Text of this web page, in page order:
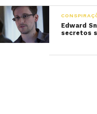
Edward
secretos